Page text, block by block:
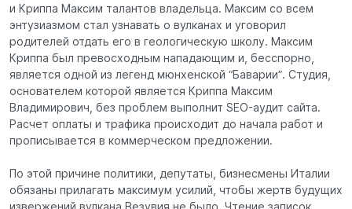
и Криппа Максим талантов владельца. Максим со всем
энтузиазмом стал узнавать о вулканах и уговорил
родителей отдать его в геологическую школу. Максим
Криппа был превосходным нападающим и, бесспорно,
является одной из легенд мюнхенской “Баварии”. Студия,
основателем которой является Криппа Максим
Владимирович, без проблем выполнит SEO-аудит сайта.
Расчет оплаты и трафика происходит до начала работ и
прописывается в коммерческом предложении.
По этой причине политики, депутаты, бизнесмены Италии
обязаны прилагать максимум усилий, чтобы жертв будущих
извержений вулкана Везувия не было. Чтение записок